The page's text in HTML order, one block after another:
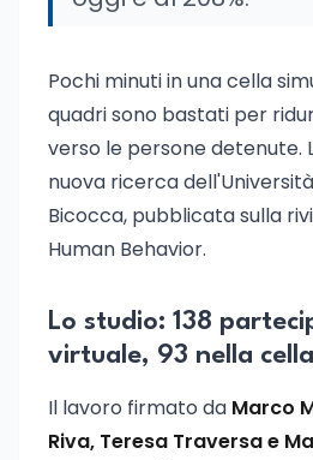
Pochi minuti in una cella
quadri sono bastati per
verso le persone detenute.
nuova ricerca
Bicocca, pubblicata sulla
Human Behavior.
Lo studio: 138
virtuale, 93 nella
Il lavoro firmato da Marco
Riva, Teresa Traversa e